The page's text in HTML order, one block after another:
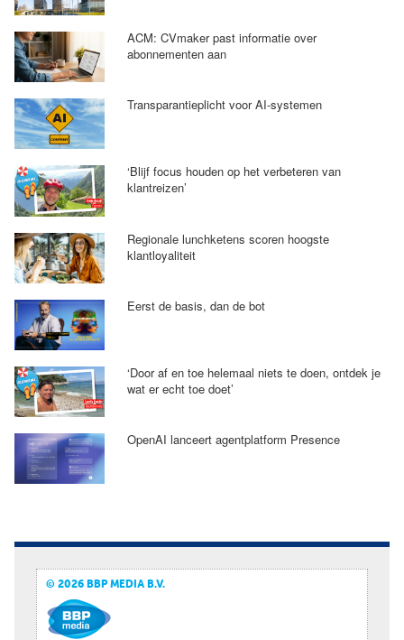
ACM: CVmaker past informatie over
abonnementen aan
Transparantieplicht voor AI-systemen
‘Blijf focus houden op het verbeteren van
klantreizen’
Regionale lunchketens scoren hoogste
klantloyaliteit
Eerst de basis, dan de bot
‘Door af en toe helemaal niets te doen, ontdek je
wat er echt toe doet’
OpenAI lanceert agentplatform Presence
© 2026 BBP MEDIA B.V.